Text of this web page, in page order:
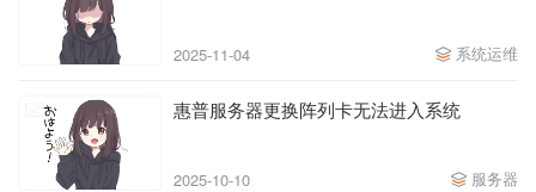
2025-11-04 系统运维
惠普服务器更换阵列卡无法进入系统
2025-10-10 服务器